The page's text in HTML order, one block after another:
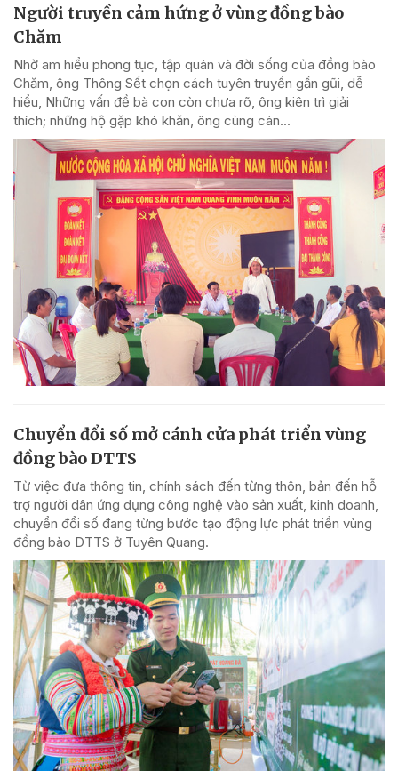
Người truyền cảm hứng ở vùng đồng bào
Chăm
Nhờ am hiểu phong tục, tập quán và đời sống của đồng bào
Chăm, ông Thông Sết chọn cách tuyên truyền gần gũi, dễ
hiểu, Những vấn đề bà con còn chưa rõ, ông kiên trì giải
thích; những hộ gặp khó khăn, ông cùng cán...
Chuyển đổi số mở cánh cửa phát triển vùng
đồng bào DTTS
Từ việc đưa thông tin, chính sách đến từng thôn, bản đến hỗ
trợ người dân ứng dụng công nghệ vào sản xuất, kinh doanh,
chuyển đổi số đang từng bước tạo động lực phát triển vùng
đồng bào DTTS ở Tuyên Quang.